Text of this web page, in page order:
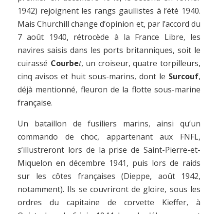
1942) rejoignent les rangs gaullistes à l’été 1940.
Mais Churchill change d’opinion et, par l’accord du
7 août 1940, rétrocède à la France Libre, les
navires saisis dans les ports britanniques, soit le
cuirassé Courbet, un croiseur, quatre torpilleurs,
cinq avisos et huit sous-marins, dont le Surcouf,
déjà mentionné, fleuron de la flotte sous-marine
française.
Un bataillon de fusiliers marins, ainsi qu’un
commando de choc, appartenant aux FNFL,
s’illustreront lors de la prise de Saint-Pierre-et-
Miquelon en décembre 1941, puis lors de raids
sur les côtes françaises (Dieppe, août 1942,
notamment). Ils se couvriront de gloire, sous les
ordres du capitaine de corvette Kieffer, à